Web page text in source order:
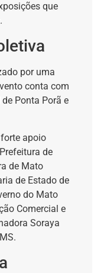
que
por uma
conta com
Ponta Porã e
apoio
de
de Mato
de Estado de
do Mato
Comercial e
Soraya